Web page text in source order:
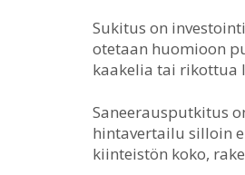
Sukitus on
otetaan huomioon
kaakelia tai rikottua
Saneerausputkitus
hintavertailu silloin
kiinteistön koko,